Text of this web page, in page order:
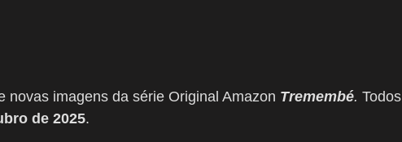
novas imagens da série Original Amazon Tremembé. Todos
de 2025.